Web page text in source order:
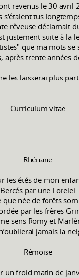
revenus le 30 avril
s'étaient tus
rêveuse déclamait
justement suite à la
que ma mots se
après trente années
les laisserai plus
Curriculum vitae
Rhénane
les étés de mon
Bercés par une Lorelei
que née de forêts
par les frères
sens Romy et
jamais la
Rémoise
un froid matin de